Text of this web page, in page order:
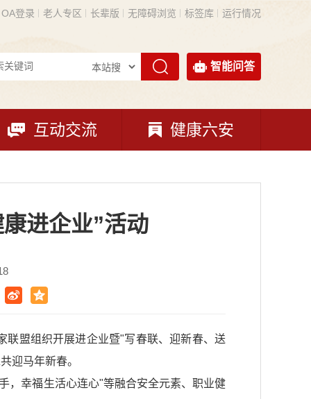
OA登录 老人专区 长辈版 无障碍浏览 标签库 运行情况
智能问答
互动交流 健康六安
进企业”活动
联盟组织开展进企业暨"写春联、迎新春、送
迎马年新春。
，幸福生活心连心"等融合安全元素、职业健